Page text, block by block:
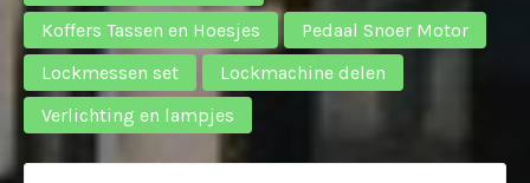
Koffers Tassen en Hoesjes
Pedaal Snoer Motor
Lockmessen set
Lockmachine delen
Verlichting en lampjes